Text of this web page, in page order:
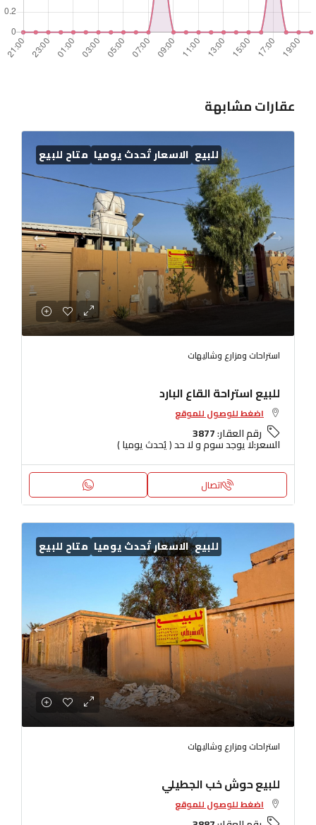
عقارات مشابهة
للبيع الاسعار تُحدث يوميا متاح للبيع
استراحات ومزارع وشاليهات
للبيع استراحة القاع البارد
اضغط للوصول للموقع
رقم العقار:3877
السعر:لا يوجد سوم و لا حد ( يُحدث يوميا )
اتصال
للبيع الاسعار تُحدث يوميا متاح للبيع
استراحات ومزارع وشاليهات
للبيع حوش خب الجطيلي
اضغط للوصول للموقع